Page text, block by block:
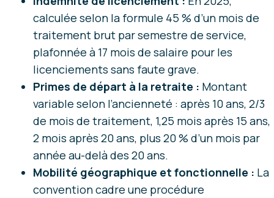
calculée selon la formule 45 % d’un mois de
traitement brut par semestre de service,
plafonnée à 17 mois de salaire pour les
licenciements sans faute grave.
Primes de départ à la retraite : Montant
variable selon l’ancienneté : après 10 ans, 2/3
de mois de traitement, 1,25 mois après 15 ans,
2 mois après 20 ans, plus 20 % d’un mois par
année au-delà des 20 ans.
Mobilité géographique et fonctionnelle : La
convention cadre une procédure